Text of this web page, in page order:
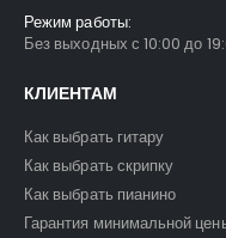
Режим работы:
Без выходных с 10:00 до
КЛИЕНТАМ
Как выбрать гитару
Как выбрать скрипку
Как выбрать пианино
Гарантия минимальной